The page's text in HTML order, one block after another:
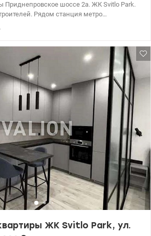
шоссе 2а. ЖК Svitlo Park.
станция метро
ЖК Svitlo Park, ул.